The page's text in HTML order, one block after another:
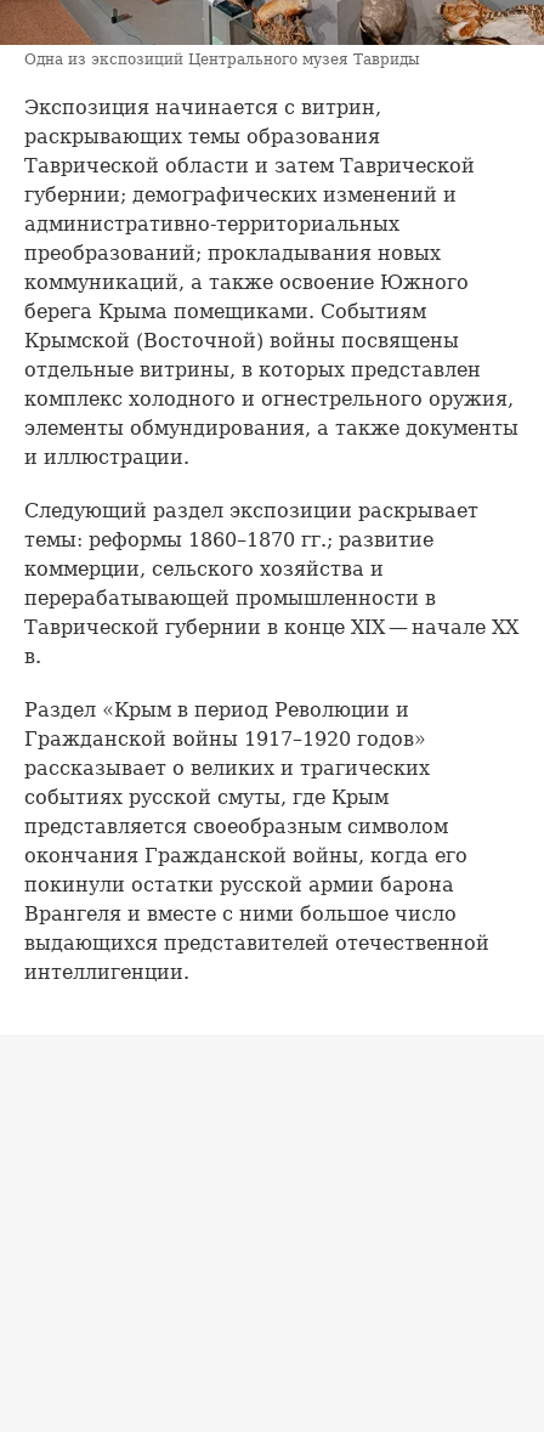
Одна из экспозиций Центрального музея Тавриды
Экспозиция начинается с витрин,
раскрывающих темы образования
Таврической области и затем Таврической
губернии; демографических изменений и
административно-территориальных
преобразований; прокладывания новых
коммуникаций, а также освоение Южного
берега Крыма помещиками. Событиям
Крымской (Восточной) войны посвящены
отдельные витрины, в которых представлен
комплекс холодного и огнестрельного оружия,
элементы обмундирования, а также документы
и иллюстрации.
Следующий раздел экспозиции раскрывает
темы: реформы 1860–1870 гг.; развитие
коммерции, сельского хозяйства и
перерабатывающей промышленности в
Таврической губернии в конце XIX — начале XX
в.
Раздел «Крым в период Революции и
Гражданской войны 1917–1920 годов»
рассказывает о великих и трагических
событиях русской смуты, где Крым
представляется своеобразным символом
окончания Гражданской войны, когда его
покинули остатки русской армии барона
Врангеля и вместе с ними большое число
выдающихся представителей отечественной
интеллигенции.